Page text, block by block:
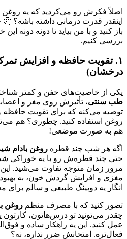
اصلاً فکرش رو می‌کردید که یه روغن
اینقدر قدرت درمانی داشته باشه؟
باز کنید و با من بیاید تا دونه دونه
بررسی کنیم.
۱. تقویت حافظه و افزایش
درخشان)
یکی از خاصیت‌های خفن و کمتر
طب سنتی، تأثیرش روی مغز و
توصیه می‌کنه که برای تقویت حافظه
روغن استفاده کنید. چطوری؟ هم
هم به صورت موضعی!
اگه هر شب چند قطره روغن بادام
حتی چند قطره‌ش رو با یه خوراکی
مرور زمان متوجه تفاوت می‌شید.
مغزی و افزایش گردش خون، به
انگار یه دوپینگ طبیعی و سالم برای
تصور کنید که با مصرف منظم روغن
چقدر می‌تونید تو درس‌هاتون، کارتون
عمل کنید. این یه راهکار ساده و
فعال‌تره. امتحانش ضرر نداره، نه؟